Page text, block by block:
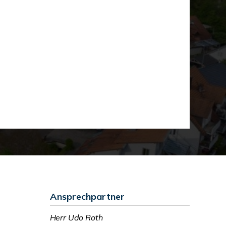
Ansprechpartner
Herr Udo Roth